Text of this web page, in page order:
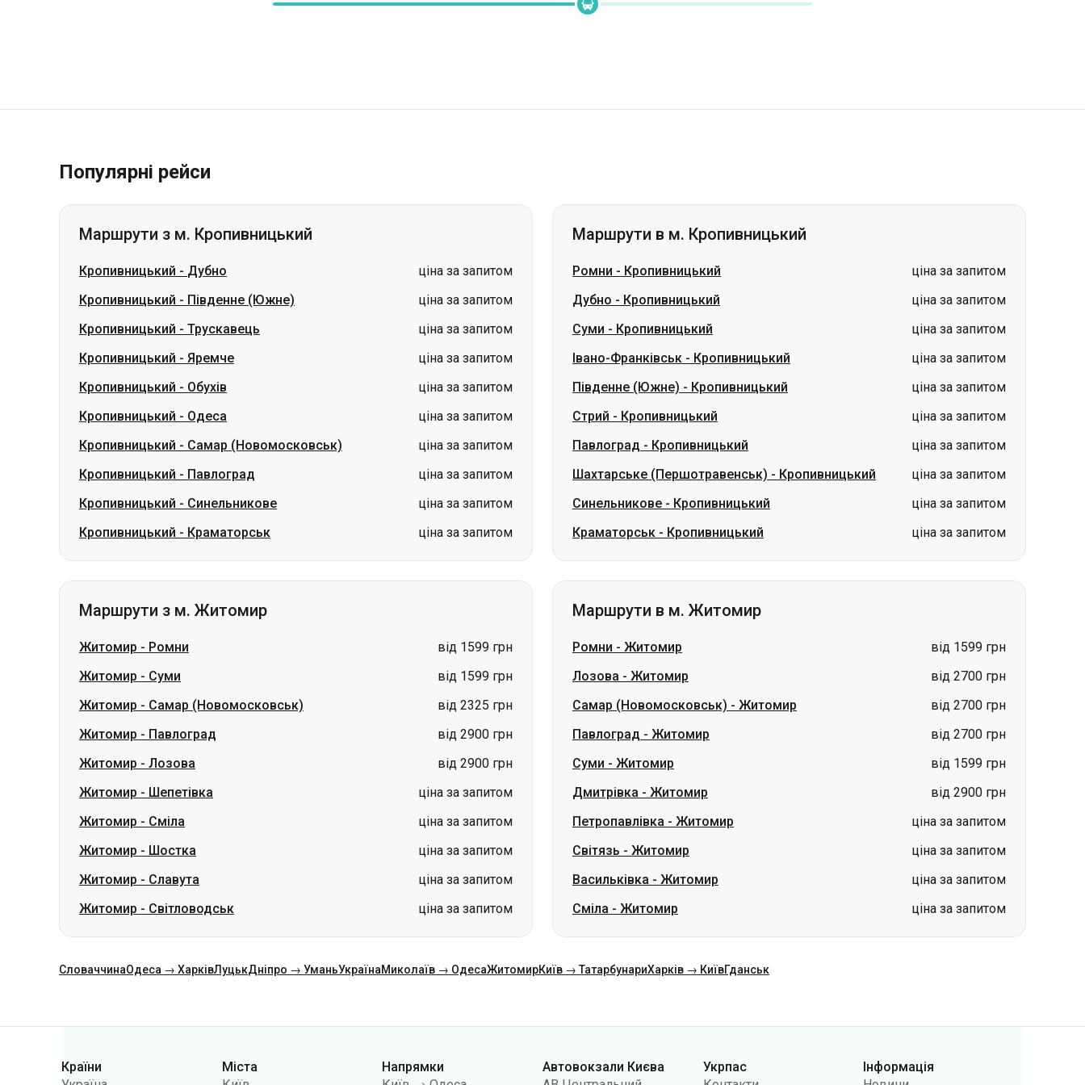
Популярні рейси
Маршрути з м. Кропивницький
Кропивницький - Дубно
ціна за запитом
Кропивницький - Південне (Южне)
ціна за запитом
Кропивницький - Трускавець
ціна за запитом
Кропивницький - Яремче
ціна за запитом
Кропивницький - Обухів
ціна за запитом
Кропивницький - Одеса
ціна за запитом
Кропивницький - Самар (Новомосковськ)
ціна за запитом
Кропивницький - Павлоград
ціна за запитом
Кропивницький - Синельникове
ціна за запитом
Кропивницький - Краматорськ ціна за запитом
Маршрути в м. Кропивницький
Ромни - Кропивницький
ціна за запитом
Дубно - Кропивницький
ціна за запитом
Суми - Кропивницький
ціна за запитом
Івано-Франківськ - Кропивницький
ціна за запитом
Південне (Южне) - Кропивницький
ціна за запитом
Стрий - Кропивницький
ціна за запитом
Павлоград - Кропивницький
ціна за запитом
Шахтарське (Першотравенськ) - Кропивницький
ціна за запитом
Синельникове - Кропивницький
ціна за запитом
Краматорськ - Кропивницький ціна за запитом
Маршрути з м. Житомир
Житомир - Ромни
від 1599 грн
Житомир - Суми
від 1599 грн
Житомир - Самар (Новомосковськ)
від 2325 грн
Житомир - Павлоград
від 2900 грн
Житомир - Лозова
від 2900 грн
Житомир - Шепетівка
ціна за запитом
Житомир - Сміла
ціна за запитом
Житомир - Шостка
ціна за запитом
Житомир - Славута
ціна за запитом
Житомир - Світловодськ ціна за запитом
Маршрути в м. Житомир
Ромни - Житомир
від 1599 грн
Лозова - Житомир
від 2700 грн
Самар (Новомосковськ) - Житомир
від 2700 грн
Павлоград - Житомир
від 2700 грн
Суми - Житомир
від 1599 грн
Дмитрівка - Житомир
від 2900 грн
Петропавлівка - Житомир
ціна за запитом
Світязь - Житомир
ціна за запитом
Васильківка - Житомир
ціна за запитом
Сміла - Житомир ціна за запитом
СловаччинаОдеса → ХарківЛуцькДніпро → УманьУкраїнаМиколаїв → ОдесаЖитомирКиїв → ТатарбунариХарків → КиївГданськ
Категорії
Країни
Міста
Напрямки
Автовокзали Києва
Укрпас
Інформація